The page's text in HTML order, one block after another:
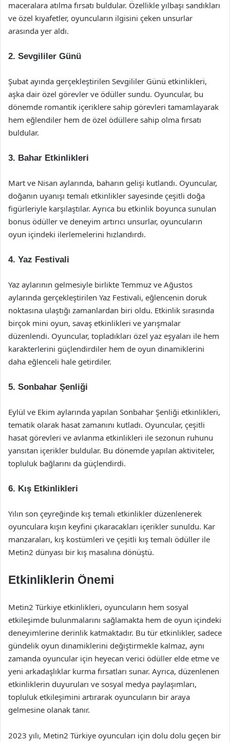
maceralara atılma fırsatı buldular. Özellikle yılbaşı sandıkları
ve özel kıyafetler, oyuncuların ilgisini çeken unsurlar
arasında yer aldı.
2. Sevgililer Günü
Şubat ayında gerçekleştirilen Sevgililer Günü etkinlikleri,
aşka dair özel görevler ve ödüller sundu. Oyuncular, bu
dönemde romantik içeriklere sahip görevleri tamamlayarak
hem eğlendiler hem de özel ödüllere sahip olma fırsatı
buldular.
3. Bahar Etkinlikleri
Mart ve Nisan aylarında, baharın gelişi kutlandı. Oyuncular,
doğanın uyanışı temalı etkinlikler sayesinde çeşitli doğa
figürleriyle karşılaştılar. Ayrıca bu etkinlik boyunca sunulan
bonus ödüller ve deneyim artırıcı unsurlar, oyuncuların
oyun içindeki ilerlemelerini hızlandırdı.
4. Yaz Festivali
Yaz aylarının gelmesiyle birlikte Temmuz ve Ağustos
aylarında gerçekleştirilen Yaz Festivali, eğlencenin doruk
noktasına ulaştığı zamanlardan biri oldu. Etkinlik sırasında
birçok mini oyun, savaş etkinlikleri ve yarışmalar
düzenlendi. Oyuncular, topladıkları özel yaz eşyaları ile hem
karakterlerini güçlendirdiler hem de oyun dinamiklerini
daha eğlenceli hale getirdiler.
5. Sonbahar Şenliği
Eylül ve Ekim aylarında yapılan Sonbahar Şenliği etkinlikleri,
tematik olarak hasat zamanını kutladı. Oyuncular, çeşitli
hasat görevleri ve avlanma etkinlikleri ile sezonun ruhunu
yansıtan içerikler buldular. Bu dönemde yapılan aktiviteler,
topluluk bağlarını da güçlendirdi.
6. Kış Etkinlikleri
Yılın son çeyreğinde kış temalı etkinlikler düzenlenerek
oyunculara kışın keyfini çıkaracakları içerikler sunuldu. Kar
manzaraları, kış kostümleri ve çeşitli kış temalı ödüller ile
Metin2 dünyası bir kış masalına dönüştü.
Etkinliklerin Önemi
Metin2 Türkiye etkinlikleri, oyuncuların hem sosyal
etkileşimde bulunmalarını sağlamakta hem de oyun içindeki
deneyimlerine derinlik katmaktadır. Bu tür etkinlikler, sadece
gündelik oyun dinamiklerini değiştirmekle kalmaz, aynı
zamanda oyuncular için heyecan verici ödüller elde etme ve
yeni arkadaşlıklar kurma fırsatları sunar. Ayrıca, düzenlenen
etkinliklerin duyuruları ve sosyal medya paylaşımları,
topluluk etkileşimini artırarak oyuncuların bir araya
gelmesine olanak tanır.
2023 yılı, Metin2 Türkiye oyuncuları için dolu dolu geçen bir